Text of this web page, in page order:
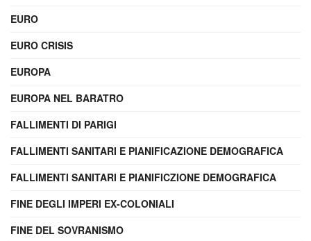
EURO
EURO CRISIS
EUROPA
EUROPA NEL BARATRO
FALLIMENTI DI PARIGI
FALLIMENTI SANITARI E PIANIFICAZIONE DEMOGRAFICA
FALLIMENTI SANITARI E PIANIFICZIONE DEMOGRAFICA
FINE DEGLI IMPERI EX-COLONIALI
FINE DEL SOVRANISMO